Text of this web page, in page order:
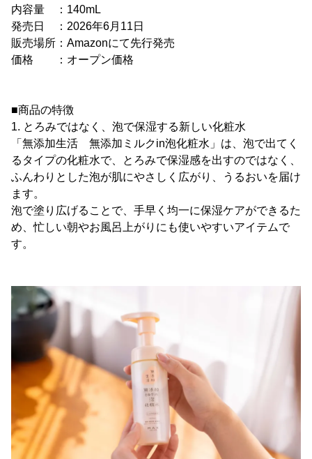
内容量 ：140mL
発売日 ：2026年6月11日
販売場所：Amazonにて先行発売
価格 ：オープン価格
■商品の特徴
1. とろみではなく、泡で保湿する新しい化粧水
「無添加生活 無添加ミルクin泡化粧水」は、泡で出てく
るタイプの化粧水で、とろみで保湿感を出すのではなく、
ふんわりとした泡が肌にやさしく広がり、うるおいを届け
ます。
泡で塗り広げることで、手早く均一に保湿ケアができるた
め、忙しい朝やお風呂上がりにも使いやすいアイテムで
す。